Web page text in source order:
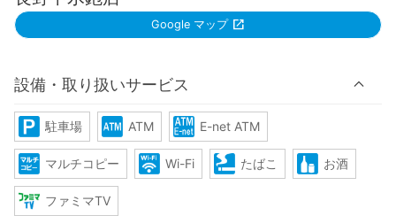
Google マップ
設備・取り扱いサービス
駐車場 ATM E-net ATM
マルチコピー Wi-Fi たばこ お酒
ファミマTV